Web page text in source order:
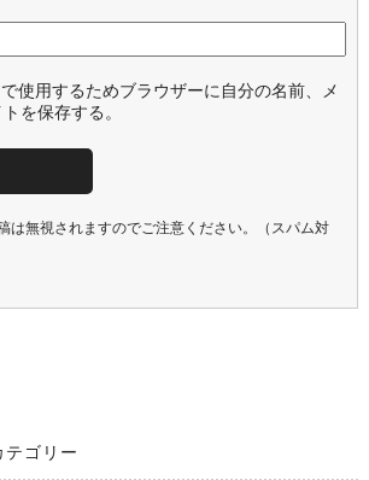
使用するためブラウザーに自分の名前、メ
を保存する。
は無視されますのでご注意ください。（スパム対
テゴリー